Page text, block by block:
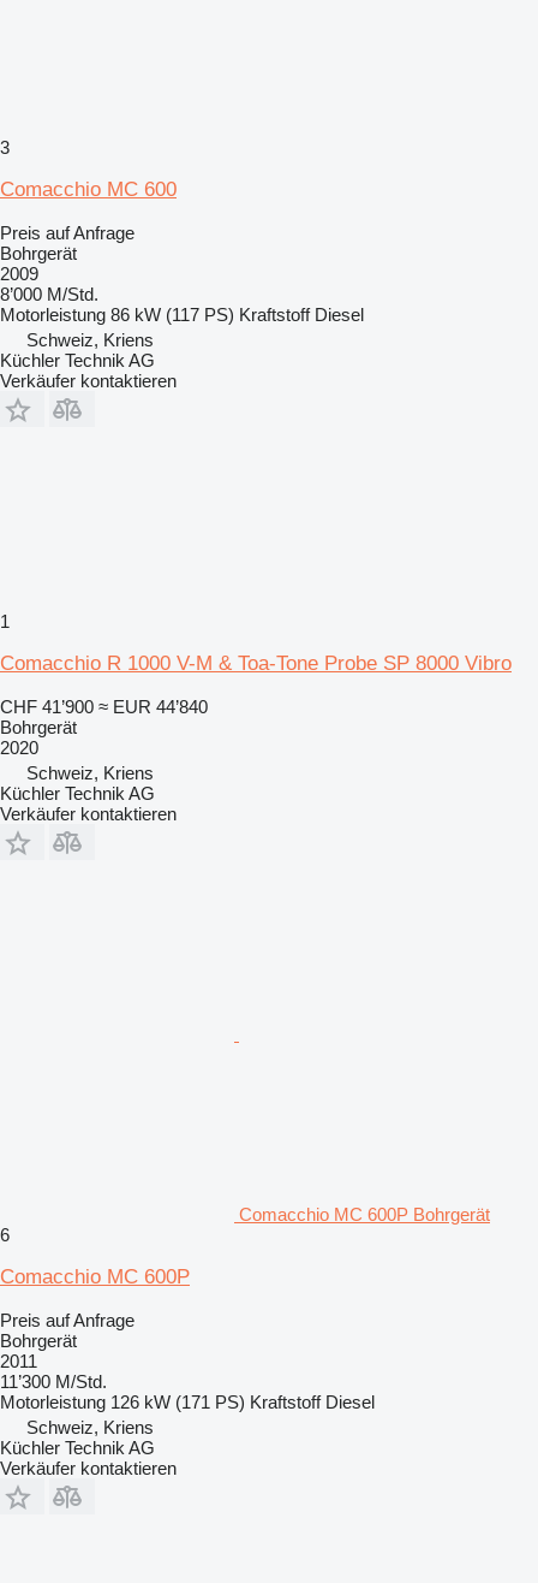
3
Comacchio MC 600
Preis auf Anfrage
Bohrgerät
2009
8’000 M/Std.
Motorleistung 86 kW (117 PS) Kraftstoff Diesel
Schweiz, Kriens
Küchler Technik AG
Verkäufer kontaktieren
1
Comacchio R 1000 V-M & Toa-Tone Probe SP 8000 Vibro
CHF 41’900 ≈ EUR 44’840
Bohrgerät
2020
Schweiz, Kriens
Küchler Technik AG
Verkäufer kontaktieren
Comacchio MC 600P Bohrgerät
6
Comacchio MC 600P
Preis auf Anfrage
Bohrgerät
2011
11’300 M/Std.
Motorleistung 126 kW (171 PS) Kraftstoff Diesel
Schweiz, Kriens
Küchler Technik AG
Verkäufer kontaktieren